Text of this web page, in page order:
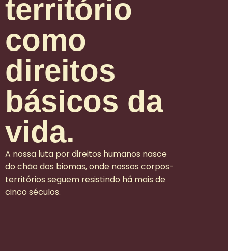
território
como
direitos
básicos da
vida.
A nossa luta por direitos humanos nasce
do chão dos biomas, onde nossos corpos-
territórios seguem resistindo há mais de
cinco séculos.